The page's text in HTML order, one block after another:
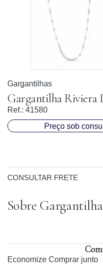
Gargantilhas
Gargantilha Riviera
Ref.: 41580
Preço sob
CONSULTAR FRETE
Sobre
Economize Comprar junto